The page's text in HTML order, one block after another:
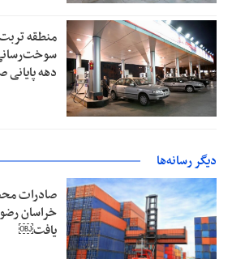
منطقه
دهه پایانی
دیگر رسانه‌ها
صادرات
یافت￼